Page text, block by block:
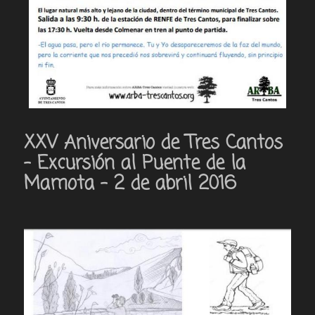
XXV Aniversario de Tres Cantos
– Excursión al Puente de la
Mamota – 2 de abril 2016